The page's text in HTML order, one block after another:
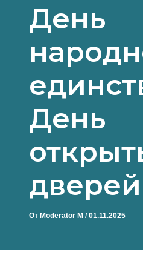
День
День
дверей
От Moderator M /01.11.2025